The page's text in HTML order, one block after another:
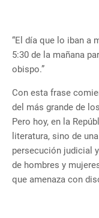
“El día que lo iban a
5:30 de la mañana
obispo.”
Con esta frase
del más grande de
Pero hoy, en la
literatura, sino de
persecución judicial
de hombres y
que amenaza con